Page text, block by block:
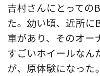
吉村さんにとっての
た。幼い頃、近所に
車があり、そのオー
すごいホイールなん
が、原体験になった。